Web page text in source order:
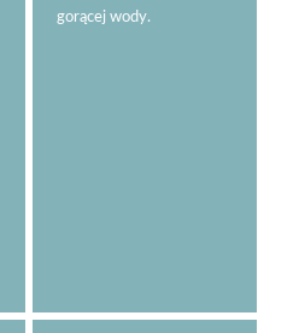
gorącej wody.